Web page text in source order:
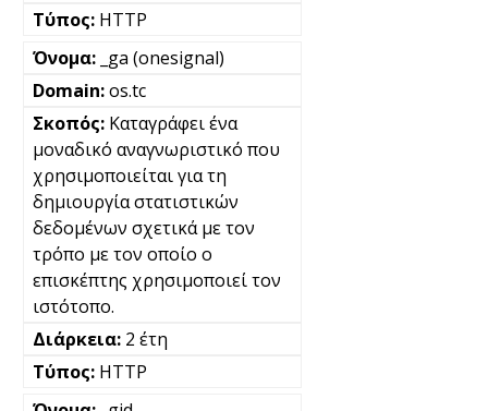
HTTP
_ga (onesignal)
os.tc
Καταγράφει ένα
μοναδικό αναγνωριστικό που
χρησιμοποιείται για τη
δημιουργία στατιστικών
δεδομένων σχετικά με τον
τρόπο με τον οποίο ο
επισκέπτης χρησιμοποιεί τον
ιστότοπο.
2 έτη
HTTP